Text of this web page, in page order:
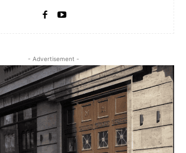
- Advertisement -